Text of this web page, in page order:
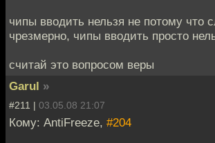
чипы вводить нельзя не потому что
чрезмерно, чипы вводить просто
считай это вопросом веры
Garul »
#211 | 03.05.08 21:07
Кому: AntiFreeze, #204